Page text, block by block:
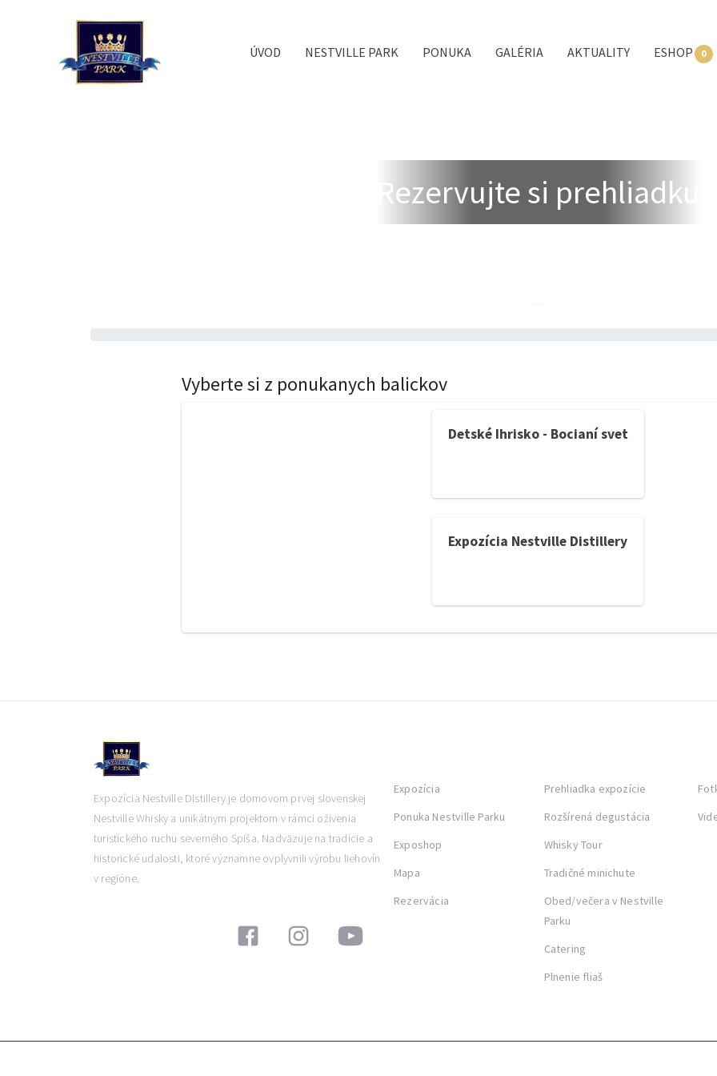
ÚVOD NESTVILLE PARK PONUKA GALÉRIA AKTUALITY ESHOP 0
Rezervujte si prehliadku
Vyberte si z ponukanych balickov
Detské Ihrisko - Bocianí svet
Expozícia Nestville Distillery
Expozícia Nestville Distillery je domovom prvej slovenskej
Nestville Whisky a unikátnym projektom v rámci oživenia
turistického ruchu severného Spiša. Nadväzuje na tradície a
historické udalosti, ktoré významne ovplyvnili výrobu liehovín
v regióne.
Expozícia
Ponuka Nestville Parku
Exposhop
Mapa
Rezervácia
Prehliadka expozície
Rozšírená degustácia
Whisky Tour
Tradičné minichute
Obed/večera v Nestville
Parku
Catering
Plnenie fliaš